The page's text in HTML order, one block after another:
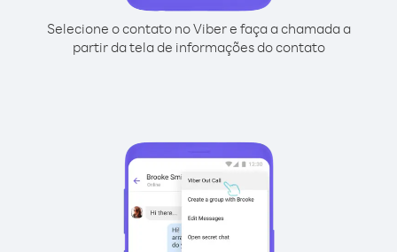
Selecione o contato no Viber e faça a chamada a
partir da tela de informações do contato